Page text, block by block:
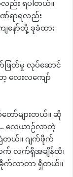
ည်း ရပါတယ်။
ဏ်ရာရလည်း
နော်တို့ ခုခံထား
ဖြတ်မှု လုပ်ဆောင်
လေးလကျော်
ော်များတယ်။ ဆို
လေယာဉ်လာတဲ့
တယ်။ ဂျက်ဖိုက်
လက်ရှိအချိန်ထိ၊
ခိုက်လာတာ ရှိတယ်။